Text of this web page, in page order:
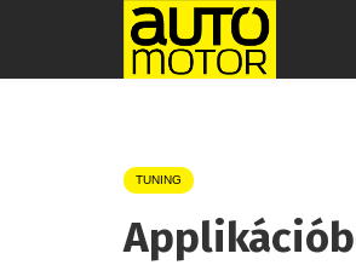
TUNING